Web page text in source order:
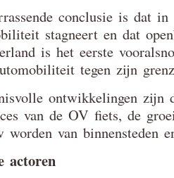
conclusie is dat
stagneert en dat
is het eerste
tegen zijn
ontwikkelingen zijn
van de OV fiets, de
worden van binnensteden
actoren